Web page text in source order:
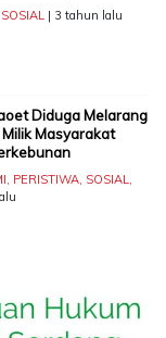
SOSIAL| 3 tahun lalu
Diduga Melarang
Masyarakat
, PERISTIWA, SOSIAL,